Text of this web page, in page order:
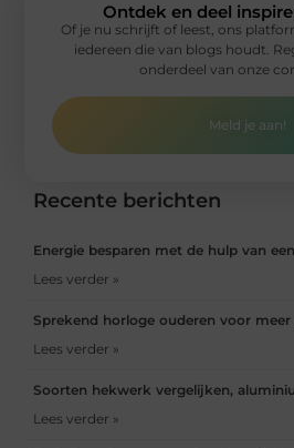
Recente berichten
Energie besparen met de hulp van
Lees verder »
Sprekend horloge ouderen voor
Lees verder »
Soorten hekwerk vergelijken,
Lees verder »
Ontdek en deel
Of je nu schrijft of leest, ons
iedereen die van blogs houdt.
onderdeel van onze
Meld je aan!